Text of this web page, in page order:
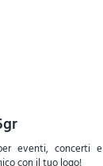
eventi, concerti e